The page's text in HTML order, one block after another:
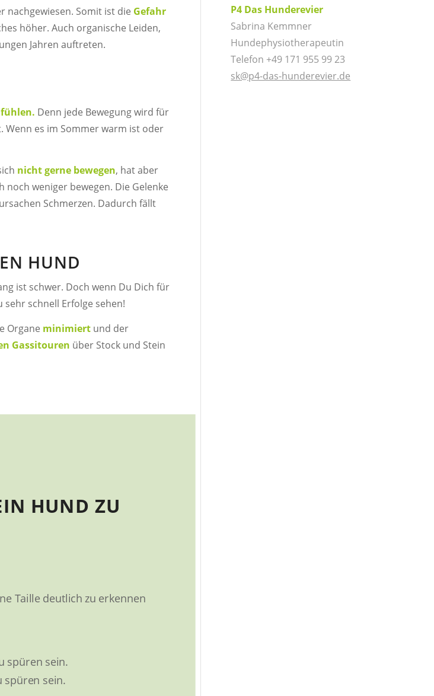
nachgewiesen. Somit ist die Gefahr
höher. Auch organische Leiden,
Jahren auftreten.
Denn jede Bewegung wird für
es im Sommer warm ist oder
nicht gerne bewegen, hat aber
weniger bewegen. Die Gelenke
Schmerzen. Dadurch fällt
HUND
ist schwer. Doch wenn Du Dich für
schnell Erfolge sehen!
Organe minimiert und der
Gassitouren über Stock und Stein
HUND ZU
Taille deutlich zu erkennen
spüren sein.
spüren sein.
P4 Das Hunderevier
Sabrina Kemmner
Hundephysiotherapeutin
Telefon +49 171 955 99 23
sk@p4-das-hunderevier.de